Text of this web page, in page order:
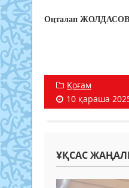
Оңталап ЖОЛДАСОВ
Қоғам
10 қараша
ҰҚСАС